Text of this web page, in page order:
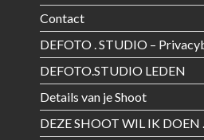
Contact
DEFOTO . STUDIO –
DEFOTO.STUDIO LEDEN
Details van je Shoot
DEZE SHOOT WIL IK DOEN …